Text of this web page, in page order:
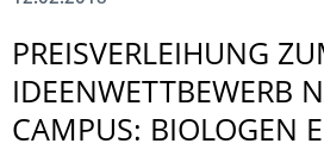
PREISVERLEIHUNG
IDEENWETTBEWERB
CAMPUS: BIOLOGEN